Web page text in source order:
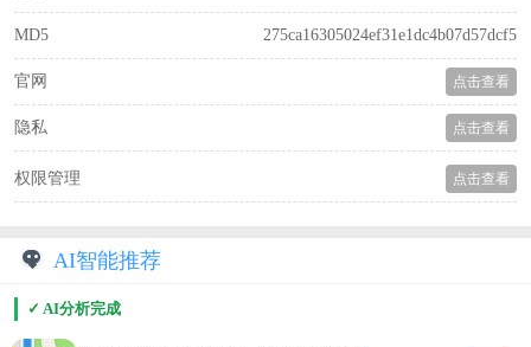
MD5 275ca16305024ef31e1dc4b07d57dcf5
官网 点击查看
隐私 点击查看
权限管理 点击查看
AI智能推荐
✓ AI分析完成